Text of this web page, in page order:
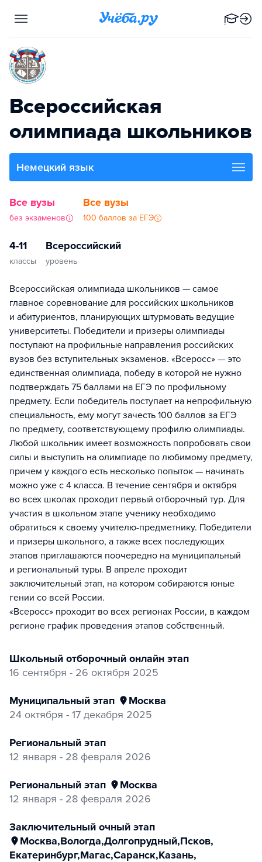
Всероссийская
олимпиада школьников
Немецкий язык
Все вузы
без экзаменов
Все вузы
100 баллов за ЕГЭ
4-11
классы
Всероссийский
уровень
Всероссийская олимпиада школьников — самое
главное соревнование для российских школьников
и абитуриентов, планирующих штурмовать ведущие
университеты. Победители и призеры олимпиады
поступают на профильные направления российских
вузов без вступительных экзаменов. «Всеросс» — это
единственная олимпиада, победу в которой не нужно
подтверждать 75 баллами на ЕГЭ по профильному
предмету. Если победитель поступает на непрофильную
специальность, ему могут зачесть 100 баллов за ЕГЭ
по предмету, соответствующему профилю олимпиады.
Любой школьник имеет возможность попробовать свои
силы и выступить на олимпиаде по любимому предмету,
причем у каждого есть несколько попыток — начинать
можно уже с 4 класса. В течение сентября и октября
во всех школах проходит первый отборочный тур. Для
участия в школьном этапе ученику необходимо
обратиться к своему учителю-предметнику. Победители
и призеры школьного, а также всех последующих
этапов приглашаются поочередно на муниципальный
и региональный туры. В апреле проходит
заключительный этап, на котором собираются юные
гении со всей России.
«Всеросс» проходит во всех регионах России, в каждом
регионе график проведения этапов собственный.
Школьный отборочный онлайн этап
16 сентября - 26 октября 2025
муниципальный этап
Москва
24 октября - 17 декабря 2025
Региональный этап
12 января - 28 февраля 2026
региональный этап
Москва
12 января - 28 февраля 2026
заключительный очный этап
Москва,Вологда,Долгопрудный,Псков,
Екатеринбург,Магас,Саранск,Казань,